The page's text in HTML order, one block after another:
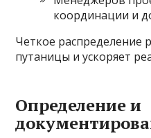
координации и
Четкое распределение
путаницы и ускоряет
Определение и